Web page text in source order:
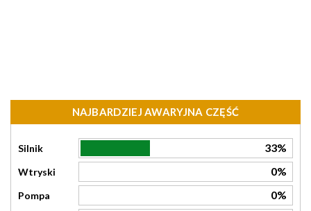
NAJBARDZIEJ AWARYJNA CZĘŚĆ
Silnik 33%
Wtryski 0%
Pompa 0%